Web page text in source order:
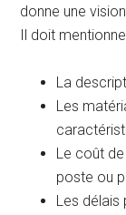
donne une
Il doit
La
Les
Le coût
poste ou
Les délais